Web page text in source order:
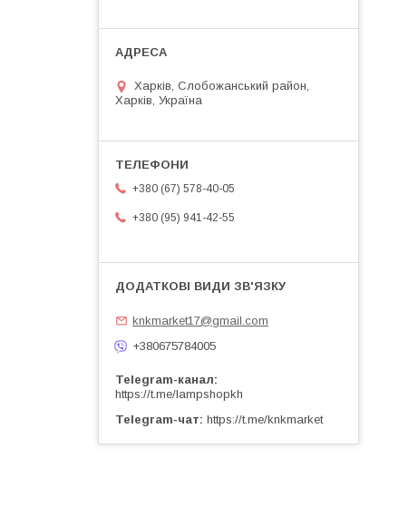
Харків, Слобожанський район,
Харків, Україна
+380 (67) 578-40-05
+380 (95) 941-42-55
knkmarket17@gmail.com
+380675784005
Telegram-канал
https://t.me/lampshopkh
Telegram-чат https://t.me/knkmarket